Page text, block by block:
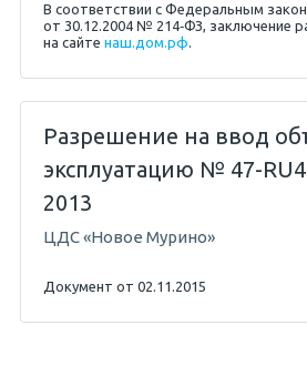
В соответствии с Федеральным
от 30.12.2004 № 214‐ФЗ, заключение
на сайте наш.дом.рф.
Разрешение на ввод
эксплуатацию № 47-
2013
ЦДС «Новое Мурино»
Документ от 02.11.2015